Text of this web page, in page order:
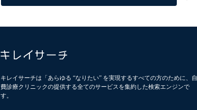
キレイサーチは「あらゆる “なりたい” を実現するすべての方のために、自
費診療クリニックの提供する全てのサービスを集約した検索エンジンで
す。